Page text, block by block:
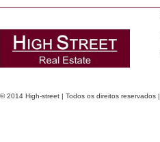
© 2014 High-street | Todos os direitos reservados |